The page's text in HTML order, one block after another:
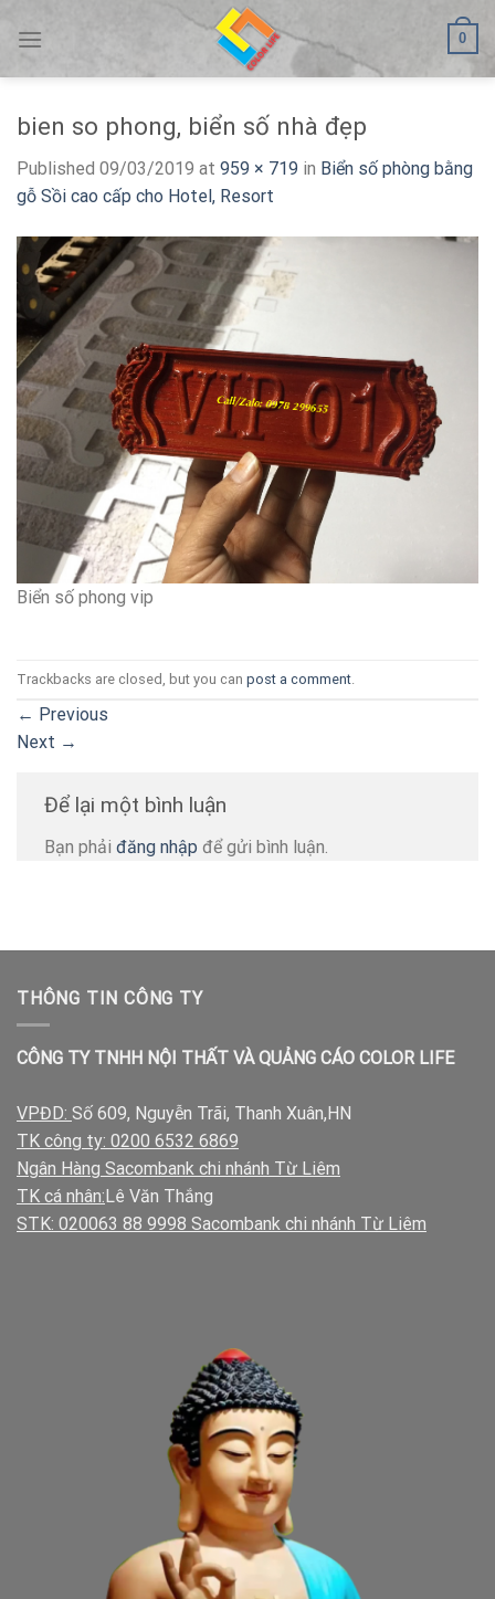
0
bien so phong, biển số nhà đẹp
Published 09/03/2019 at 959 × 719 in Biển số phòng bằng
gỗ Sồi cao cấp cho Hotel, Resort
Biển số phong vip
Trackbacks are closed, but you can post a comment
← Previous
Next →
Để lại một bình luận
Bạn phải đăng nhập để gửi bình luận.
THÔNG TIN CÔNG TY
CÔNG TY TNHH NỘI THẤT VÀ QUẢNG CÁO COLOR LIFE
VPĐD: Số 609, Nguyễn Trãi, Thanh Xuân,HN
TK công ty: 0200 6532 6869
Ngân Hàng Sacombank chi nhánh Từ Liêm
TK cá nhân: Lê Văn Thắng
STK: 020063 88 9998 Sacombank chi nhánh Từ Liêm